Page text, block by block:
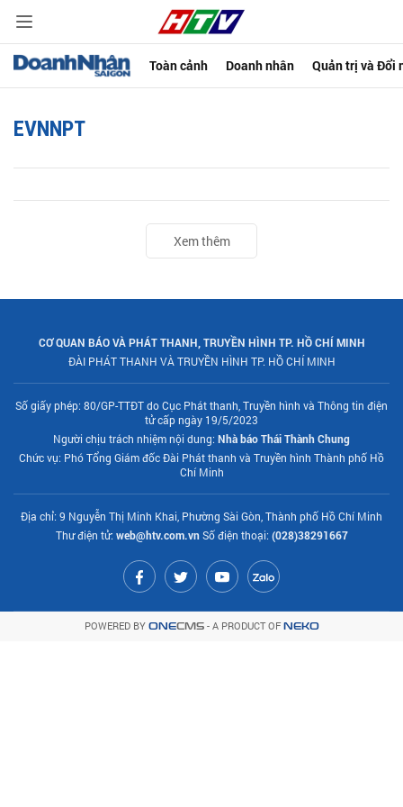
Toàn cảnh Doanh nhân Quản trị và Đổi
EVNNPT
Xem thêm
CƠ QUAN BÁO VÀ PHÁT THANH, TRUYỀN HÌNH TP. HỒ CHÍ MINH
ĐÀI PHÁT THANH VÀ TRUYỀN HÌNH TP. HỒ CHÍ MINH
Số giấy phép: 80/GP-TTĐT do Cục Phát thanh, Truyền hình và Thông tin điện
tử cấp ngày 19/5/2023
Người chịu trách nhiệm nội dung: Nhà báo Thái Thành Chung
Chức vụ: Phó Tổng Giám đốc Đài Phát thanh và Truyền hình Thành phố Hồ
Chí Minh
Địa chỉ: 9 Nguyễn Thị Minh Khai, Phường Sài Gòn, Thành phố Hồ Chí Minh
Thư điện tử: web@htv.com.vnSố điện thoại: (028)38291667
POWERED BY ONECMS- A PRODUCT OF NEKO